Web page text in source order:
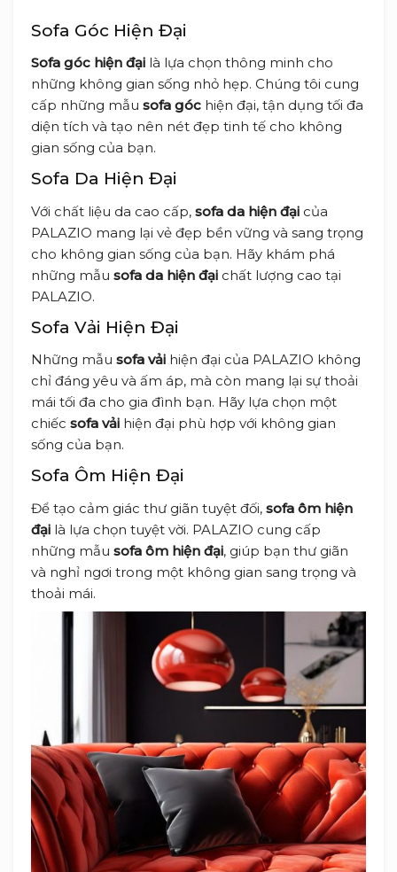
Sofa Góc Hiện Đại
Sofa góc hiện đại là lựa chọn thông minh cho
những không gian sống nhỏ hẹp. Chúng tôi cung
cấp những mẫu sofa góc hiện đại, tận dụng tối đa
diện tích và tạo nên nét đẹp tinh tế cho không
gian sống của bạn.
Sofa Da Hiện Đại
Với chất liệu da cao cấp, sofa da hiện đại của
PALAZIO mang lại vẻ đẹp bền vững và sang trọng
cho không gian sống của bạn. Hãy khám phá
những mẫu sofa da hiện đại chất lượng cao tại
PALAZIO.
Sofa Vải Hiện Đại
Những mẫu sofa vải hiện đại của PALAZIO không
chỉ đáng yêu và ấm áp, mà còn mang lại sự thoải
mái tối đa cho gia đình bạn. Hãy lựa chọn một
chiếc sofa vải hiện đại phù hợp với không gian
sống của bạn.
Sofa Ôm Hiện Đại
Để tạo cảm giác thư giãn tuyệt đối, sofa ôm hiện
đại là lựa chọn tuyệt vời. PALAZIO cung cấp
những mẫu sofa ôm hiện đại, giúp bạn thư giãn
và nghỉ ngơi trong một không gian sang trọng và
thoải mái.